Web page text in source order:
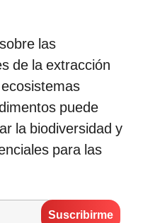
las
de la extracción
puede
la biodiversidad y
para las